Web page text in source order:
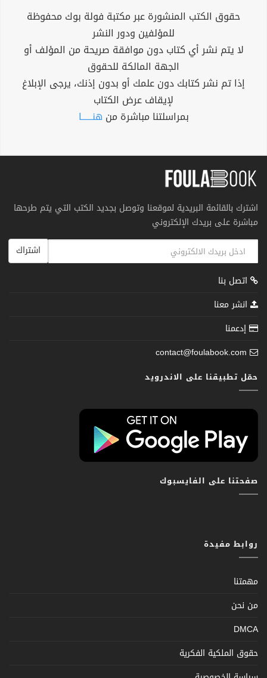
حقوق الكتب المنشورة عبر مكتبة فولة بوك محفوظة
للمؤلفين ودور النشر
لا يتم نشر أي كتاب دون موافقة صريحة من المؤلف أو
الجهة المالكة للحقوق
إذا تم نشر كتابك دون علمك أو بدون إذنك، يرجى الإبلاغ
لإيقاف عرض الكتاب
بمراسلتنا مباشرة من هنــــــا
اشترك بالقائمة البريدية لموقعنا وتوصل بجديد الكتب التي يتم طرحها
مباشرة على بريدك الإلكتروني
اشتراك
اتصل بنا
انشر معنا
إدعمنا
contact@foulabook.com
حمّل تطبيقنا على الاندرويد
صفحتنا على الفايسبوك
روابط مفيدة
مهمتنا
من نحن
DMCA
حقوق الملكية الفكرية